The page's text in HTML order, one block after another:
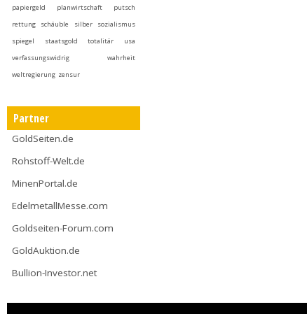
papiergeld
planwirtschaft
putsch
rettung
schäuble silber
sozialismus
spiegel
staatsgold totalitär
usa
verfassungswidrig
wahrheit
weltregierung zensur
Partner
GoldSeiten.de
Rohstoff-Welt.de
MinenPortal.de
EdelmetallMesse.com
Goldseiten-Forum.com
GoldAuktion.de
Bullion-Investor.net